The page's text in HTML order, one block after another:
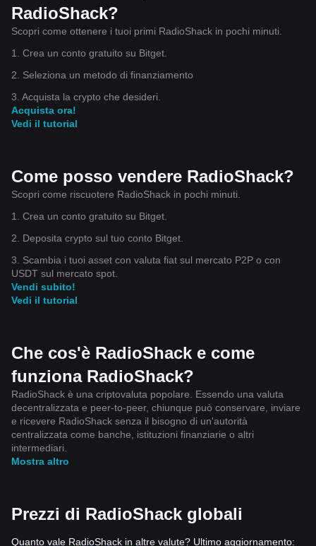
RadioShack?
Scopri come ottenere i tuoi primi RadioShack in pochi minuti.
1. Crea un conto gratuito su Bitget.
2. Seleziona un metodo di finanziamento
3. Acquista la crypto che desideri.
Acquista ora!
Vedi il tutorial
Come posso vendere RadioShack?
Scopri come riscuotere RadioShack in pochi minuti.
1. Crea un conto gratuito su Bitget.
2. Deposita crypto sul tuo conto Bitget.
3. Scambia i tuoi asset con valuta fiat sul mercato P2P o con
USDT sul mercato spot.
Vendi subito!
Vedi il tutorial
Che cos'è RadioShack e come
funziona RadioShack?
RadioShack è una criptovaluta popolare. Essendo una valuta
decentralizzata e peer-to-peer, chiunque può conservare, inviare
e ricevere RadioShack senza il bisogno di un'autorità
centralizzata come banche, istituzioni finanziarie o altri
intermediari.
Mostra altro
Prezzi di RadioShack globali
Quanto vale RadioShack in altre valute? Ultimo aggiornamento: